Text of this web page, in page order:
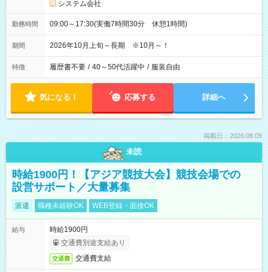
システム会社
勤務時間 09:00～17:30(実働7時間30分 休憩1時間)
期間 2026年10月上旬～長期 ※10月～！
特徴 履歴書不要 / 40～50代活躍中 / 服装自由
気になる！ 応募する 詳細へ
掲載日：2026.08.09
未読
時給1900円！【アジア競技大会】競技会場での
設営サポート／大量募集
派遣 職種未経験OK WEB登録・面接OK
給与
時給1900円
交通費別途支給あり
交通費 交通費支給